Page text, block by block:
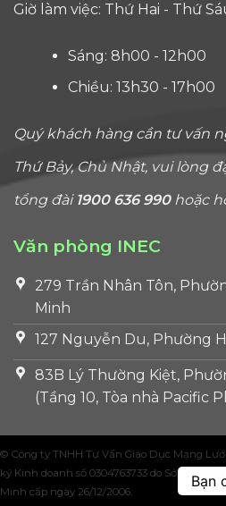
Giờ làm việc: Thứ Hai - Thứ
Sáng: 8h00 - 12h00
Chiều: 13h30 - 17h00
Quý khách hàng cần tư vấn
Thứ Bảy, Chủ Nhật, vui lòng
tổng đài 1900 636 990hoặc
Văn phòng INEC
279 Trần Nhân Tôn,
Minh
127 Nguyễn Du, Phường
83B Lý Thường Kiệt,
(Tầng 10, Tòa nhà Pacific
© Công ty TNHH Tư Vấn Giáo Dục Mạng
ký Kinh doanh số 0304763733 do Sở Kế
Minh cấp ngày 26/12/2006.
Bạn